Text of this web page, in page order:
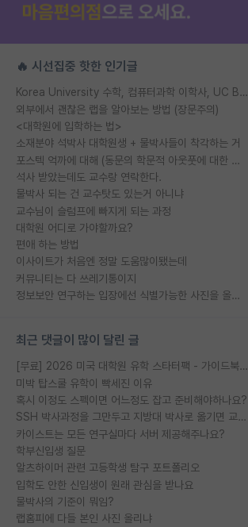
🔥 시선집중 핫한 인기글
Korea University 수학, 컴퓨터과학 이학사, UC Berkeley 산업공학 대학원 공학박사가 되는 것은 쉽지 않겠죠?
외부에서 괜찮은 랩을 알아보는 방법 (장문주의)
<대학원에 입학하는 법>
소재분야 석박사 대학원생 + 물박사들이 착각하는 거
포스텍 억까에 대해 (동문의 학문적 아웃풋에 대한 반박)
석사 받았는데도 교수랑 연락한다.
물박사 되는 건 교수탓도 있는거 아니냐
교수님이 슬럼프에 빠지게 되는 과정
대학원 어디로 가야할까요?
편애 하는 방법
이사이트가 처음엔 정말 도움많이됐는데
커뮤니티는 다 쓰레기통이지
정보보안 연구하는 입장에선 식별가능한 사진을 올리는건 비추이긴함
최근 댓글이 많이 달린 글
[무료] 2026 미국 대학원 유학 스타터팩 - 가이드북 & 합격자 컨택메일 템플릿
미박 탑스쿨 유학이 빡세진 이유
혹시 이정도 스펙이면 어느정도 잡고 준비해야하나요?
SSH 박사과정을 그만두고 지방대 박사로 옮기면 교수의 꿈은 끝일까요?
카이스트는 모든 연구실마다 서버 제공해주나요?
학부신입생 질문
알츠하이머 관련 고등학생 탐구 포트폴리오
입학도 안한 신입생이 원래 관심을 받나요
물박사의 기준이 뭐임?
랩홈피에 다들 본인 사진 올리냐